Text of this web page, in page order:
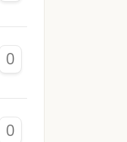
0
0